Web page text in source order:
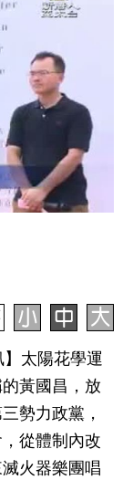
】太陽花學運
黃國昌，放
勢力政黨，
從體制內改
火器樂團唱